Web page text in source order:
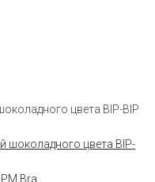
цвета BIP-BIP